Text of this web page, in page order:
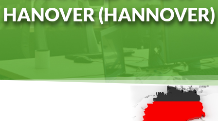
HANOVER (HANNOVER)